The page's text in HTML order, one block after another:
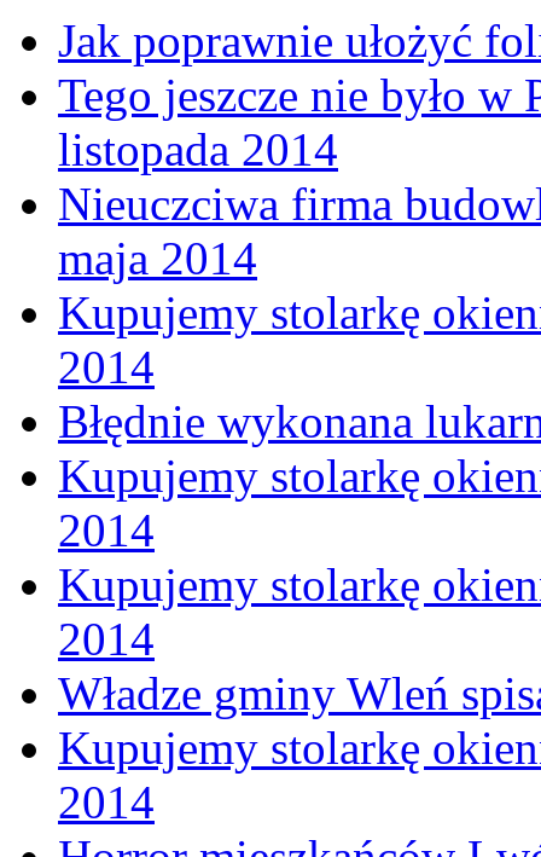
Jak poprawnie ułożyć
Tego jeszcze nie było
listopada 2014
Nieuczciwa firma
maja 2014
Kupujemy stolarkę
2014
Błędnie wykonana
Kupujemy stolarkę
2014
Kupujemy stolarkę
2014
Władze gminy Wleń
Kupujemy stolarkę
2014